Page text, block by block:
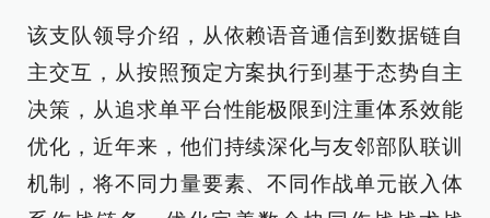
该支队领导介绍，从依赖语音通信到数据链自
主交互，从按照预定方案执行到基于态势自主
决策，从追求单平台性能极限到注重体系效能
优化，近年来，他们持续深化与友邻部队联训
机制，将不同力量要素、不同作战单元嵌入体